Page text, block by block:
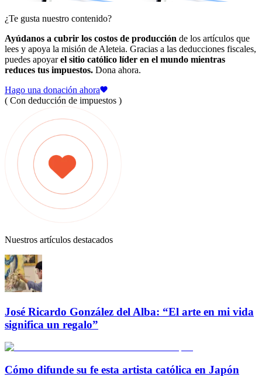
¿Te gusta nuestro contenido?
Ayúdanos a cubrir los costos de producción de los artículos que
lees y apoya la misión de Aleteia. Gracias a las deducciones fiscales,
puedes apoyarel sitio católico líder en el mundo mientras
reduces tus impuestos. Dona ahora.
Hago una donación ahora
( Con deducción de impuestos )
Nuestros artículos destacados
José Ricardo González del Alba: “El arte en mi vida
significa un regalo”
Cómo difunde su fe esta artista católica en Japón